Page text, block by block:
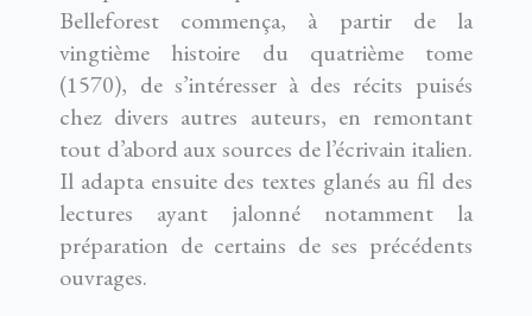
Belleforest commença, à partir de la
vingtième histoire du quatrième tome
(1570), de s’intéresser à des récits puisés
chez divers autres auteurs, en remontant
tout d’abord aux sources de l’écrivain italien.
Il adapta ensuite des textes glanés au fil des
lectures ayant jalonné notamment la
préparation de certains de ses précédents
ouvrages.